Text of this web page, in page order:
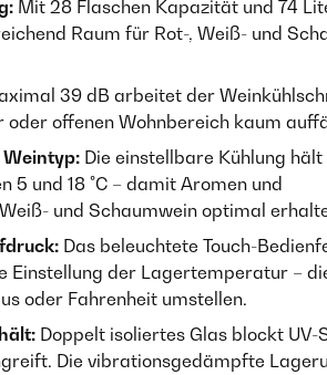
Mit 28 Flaschen Kapazität und 74
Raum für Rot-, Weiß- und
39 dB arbeitet der
offenen Wohnbereich kaum
Weintyp: Die einstellbare Kühlung hält
und 18 °C – damit Aromen und
und Schaumwein optimal
Das beleuchtete Touch-
Einstellung der Lagertemperatur –
oder Fahrenheit umstellen.
Doppelt isoliertes Glas blockt UV-
Die vibrationsgedämpfte